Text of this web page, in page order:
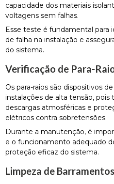
capacidade dos materiais
voltagens sem falhas.
Esse teste é fundamental para
de falha na instalação e
do sistema.
Verificação de Para-
Os para-raios são dispositivos
instalações de alta tensão,
descargas atmosféricas e
elétricos contra sobretensões.
Durante a manutenção, é
e o funcionamento adequado
proteção eficaz do sistema.
Limpeza de Barramentos